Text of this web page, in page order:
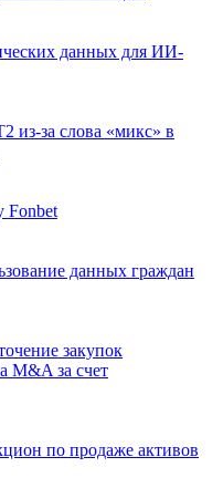
данных для ИИ-
из-за слова «микс» в
Fonbet
данных граждан
закупок
M&A за счет
по продаже активов